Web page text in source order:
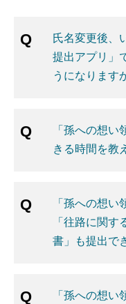
氏名変更後、
提出アプリ」
うになります
「孫への想
きる時間を教
「孫への想い
「往路に関
書」も提出で
「孫への想